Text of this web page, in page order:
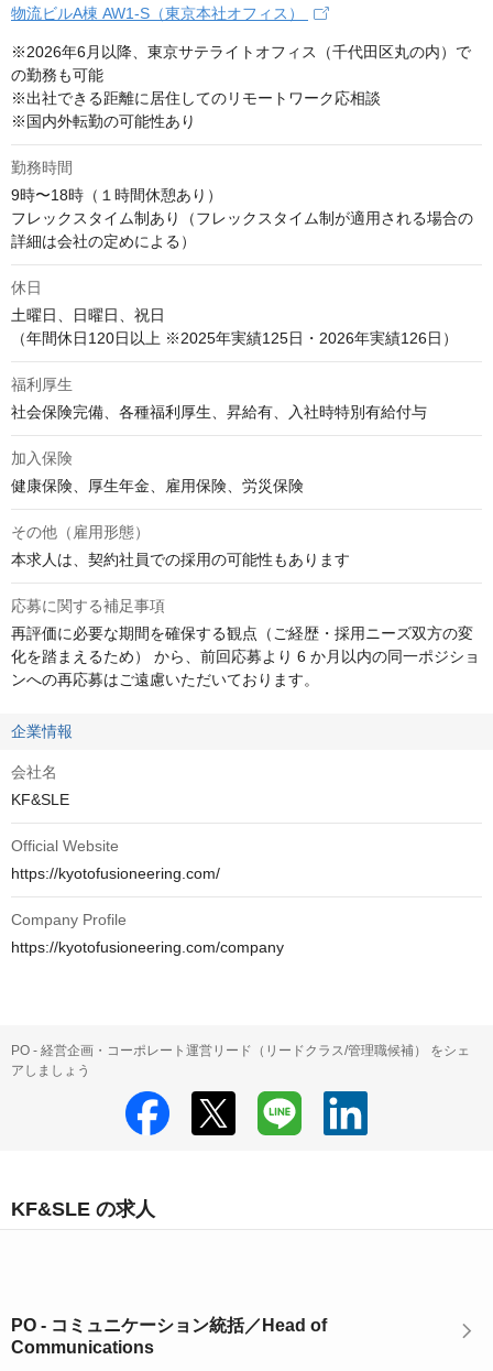
物流ビルA棟 AW1-S（東京本社オフィス）
※2026年6月以降、東京サテライトオフィス（千代田区丸の内）で
の勤務も可能
※出社できる距離に居住してのリモートワーク応相談
※国内外転勤の可能性あり
勤務時間
9時〜18時（１時間休憩あり）
フレックスタイム制あり（フレックスタイム制が適用される場合の
詳細は会社の定めによる）
休日
土曜日、日曜日、祝日
（年間休日120日以上 ※2025年実績125日・2026年実績126日）
福利厚生
社会保険完備、各種福利厚生、昇給有、入社時特別有給付与
加入保険
健康保険、厚生年金、雇用保険、労災保険
その他（雇用形態）
本求人は、契約社員での採用の可能性もあります
応募に関する補足事項
再評価に必要な期間を確保する観点（ご経歴・採用ニーズ双方の変
化を踏まえるため） から、前回応募より 6 か月以内の同一ポジショ
ンへの再応募はご遠慮いただいております。
企業情報
会社名
KF&SLE
Official Website
https://kyotofusioneering.com/
Company Profile
https://kyotofusioneering.com/company
PO - 経営企画・コーポレート運営リード（リードクラス/管理職候補） をシェ
アしましょう
KF&SLE の求人
PO - コミュニケーション統括／Head of
Communications